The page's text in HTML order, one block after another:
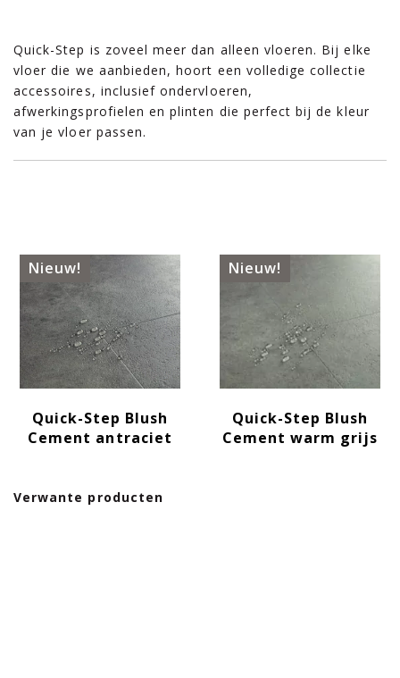
Quick-Step is zoveel meer dan alleen vloeren. Bij elke
vloer die we aanbieden, hoort een volledige collectie
accessoires, inclusief ondervloeren,
afwerkingsprofielen en plinten die perfect bij de kleur
van je vloer passen.
Verwante producten
Nieuw!
Quick-Step Blush
Cement antraciet
Nieuw!
Quick-Step Blush
Cement warm grijs